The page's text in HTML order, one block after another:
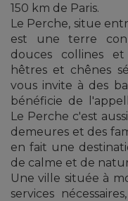
150 km de Paris.
Le Perche, situe
est une terre
douces collines
hêtres et chênes
vous invite à des
bénéficie de
Le Perche c'est
demeures et des
en fait une
de calme et de
Une ville située à
services